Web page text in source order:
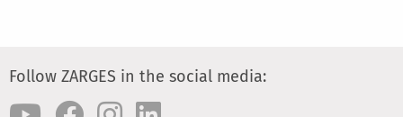
Follow ZARGES in the social media: